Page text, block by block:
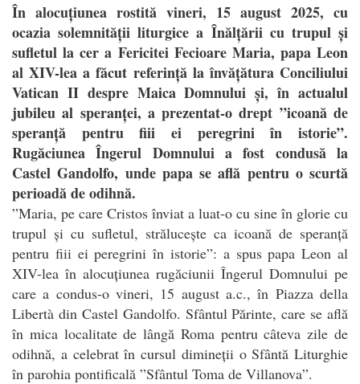
În alocuțiunea rostită vineri, 15 august 2025, cu
ocazia solemnității liturgice a Înălțării cu trupul și
sufletul la cer a Fericitei Fecioare Maria, papa Leon
al XIV-lea a făcut referință la învățătura Conciliului
Vatican II despre Maica Domnului și, în actualul
jubileu al speranței, a prezentat-o drept ”icoană de
speranță pentru fiii ei peregrini în istorie”.
Rugăciunea Îngerul Domnului a fost condusă la
Castel Gandolfo, unde papa se află pentru o scurtă
perioadă de odihnă.
”Maria, pe care Cristos înviat a luat-o cu sine în glorie cu
trupul și cu sufletul, strălucește ca icoană de speranță
pentru fiii ei peregrini în istorie”: a spus papa Leon al
XIV-lea în alocuțiunea rugăciunii Îngerul Domnului pe
care a condus-o vineri, 15 august a.c., în Piazza della
Libertà din Castel Gandolfo. Sfântul Părinte, care se află
în mica localitate de lângă Roma pentru câteva zile de
odihnă, a celebrat în cursul dimineții o Sfântă Liturghie
în parohia pontificală ”Sfântul Toma de Villanova”.